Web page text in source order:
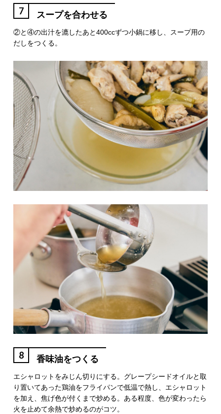
7 スープを合わせる
②と④の出汁を漉したあと400ccずつ小鍋に移し、スープ用の
だしをつくる。
8 香味油をつくる
エシャロットをみじん切りにする。グレープシードオイルと取
り置いてあった鶏油をフライパンで低温で熱し、エシャロット
を加え、焦げ色が付くまで炒める。ある程度、色が変わったら
火を止めて余熱で炒めるのがコツ。